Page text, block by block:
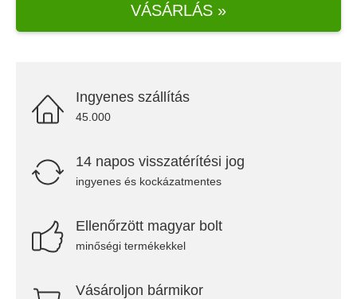
VÁSÁRLÁS »
Ingyenes szállítás
45.000
14 napos visszatérítési jog
ingyenes és kockázatmentes
Ellenőrzött magyar bolt
minőségi termékekkel
Vásároljon bármikor